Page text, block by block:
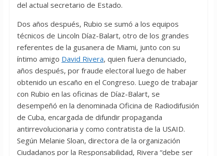
del actual secretario de Estado.
Dos años después, Rubio se sumó a los equipos
técnicos de Lincoln Díaz-Balart, otro de los grandes
referentes de la gusanera de Miami, junto con su
íntimo amigo David Rivera, quien fuera denunciado,
años después, por fraude electoral luego de haber
obtenido un escaño en el Congreso. Luego de trabajar
con Rubio en las oficinas de Díaz-Balart, se
desempeñó en la denominada Oficina de Radiodifusión
de Cuba, encargada de difundir propaganda
antirrevolucionaria y como contratista de la USAID.
Según Melanie Sloan, directora de la organización
Ciudadanos por la Responsabilidad, Rivera “debe ser